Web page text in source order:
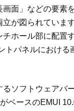
画面」などの要素
立が図られていま
ホール部に配置
トパネルにおける
るソフトウェアバ
ベースのEMUI